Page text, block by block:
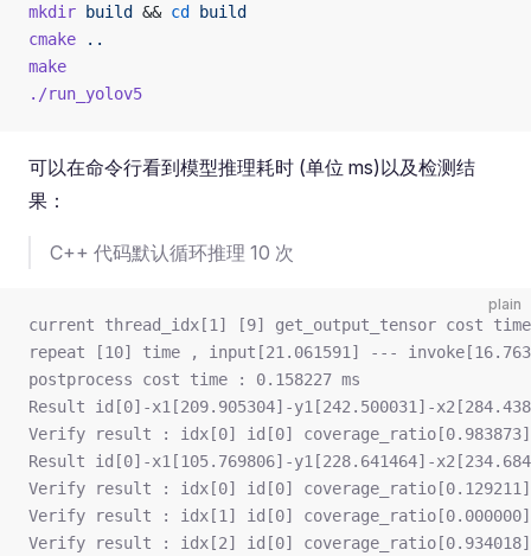
mkdir build && cd
build
cmake ..
make
./run_yolov5
可以在命令行看到模型推理耗时 (单位 ms)以及检测结
果：
C++ 代码默认循环推理 10 次
plain
current thread_idx[1] [9] get_output_tensor cost
repeat [10] time , input[21.061591] ---
postprocess cost time : 0.158227 ms
Result id[0]-x1[209.905304]-y1[242.500031]-
Verify result : idx[0] id[0] coverage_ratio[0.983873]
Result id[0]-x1[105.769806]-y1[228.641464]-
Verify result : idx[0] id[0] coverage_ratio[0.129211]
Verify result : idx[1] id[0] coverage_ratio[0.000000]
Verify result : idx[2] id[0] coverage_ratio[0.934018]